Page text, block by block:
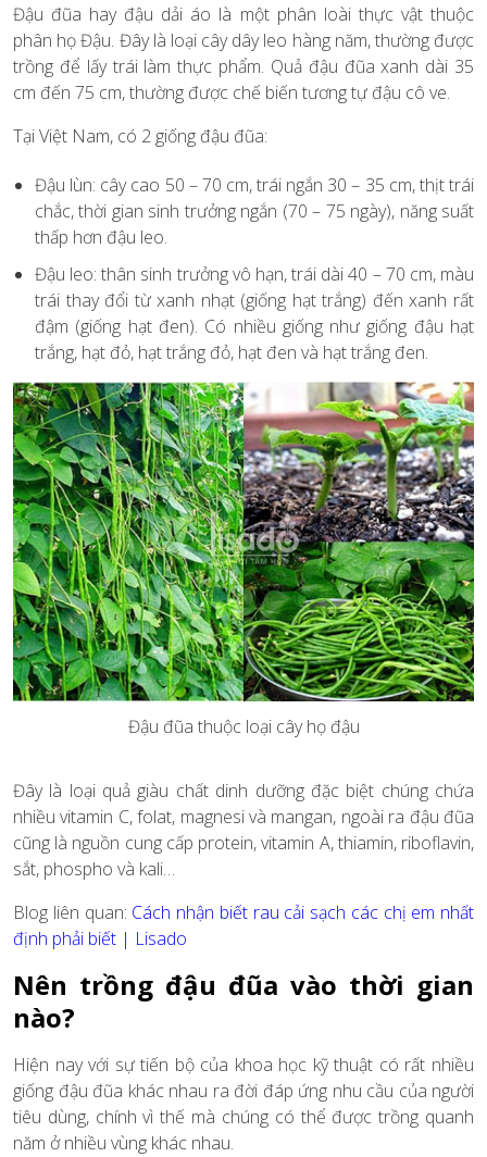
Đậu đũa hay đậu dải áo là một phân loài thực vật thuộc
phân họ Đậu. Đây là loại cây dây leo hàng năm, thường được
trồng để lấy trái làm thực phẩm. Quả đậu đũa xanh dài 35
cm đến 75 cm, thường được chế biến tương tự đậu cô ve.
Tại Việt Nam, có 2 giống đậu đũa:
Đậu lùn: cây cao 50 – 70 cm, trái ngắn 30 – 35 cm, thịt trái
chắc, thời gian sinh trưởng ngắn (70 – 75 ngày), năng suất
thấp hơn đậu leo.
Đậu leo: thân sinh trưởng vô hạn, trái dài 40 – 70 cm, màu
trái thay đổi từ xanh nhạt (giống hạt trắng) đến xanh rất
đậm (giống hạt đen). Có nhiều giống như giống đậu hạt
trắng, hạt đỏ, hạt trắng đỏ, hạt đen và hạt trắng đen.
Đậu đũa thuộc loại cây họ đậu
Đây là loại quả giàu chất dinh dưỡng đặc biệt chúng chứa
nhiều vitamin C, folat, magnesi và mangan, ngoài ra đậu đũa
cũng là nguồn cung cấp protein, vitamin A, thiamin, riboflavin,
sắt, phospho và kali…
Blog liên quan: Cách nhận biết rau cải sạch các chị em nhất
định phải biết | Lisado
Nên trồng đậu đũa vào thời gian
nào?
Hiện nay với sự tiến bộ của khoa học kỹ thuật có rất nhiều
giống đậu đũa khác nhau ra đời đáp ứng nhu cầu của người
tiêu dùng, chính vì thế mà chúng có thể được trồng quanh
năm ở nhiều vùng khác nhau.